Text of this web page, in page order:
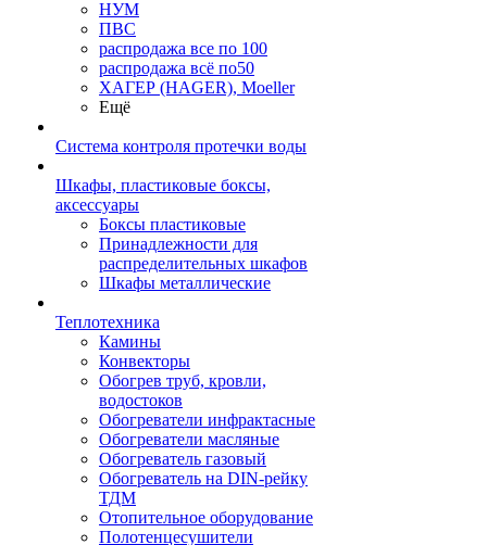
НУМ
ПВС
распродажа все по 100
распродажа всё по50
ХАГЕР (HAGER), Moeller
Ещё
Система контроля протечки воды
Шкафы, пластиковые боксы,
аксессуары
Боксы пластиковые
Принадлежности для
распределительных шкафов
Шкафы металлические
Теплотехника
Камины
Конвекторы
Обогрев труб, кровли,
водостоков
Обогреватели инфрактасные
Обогреватели масляные
Обогреватель газовый
Обогреватель на DIN-рейку
ТДМ
Отопительное оборудование
Полотенцесушители